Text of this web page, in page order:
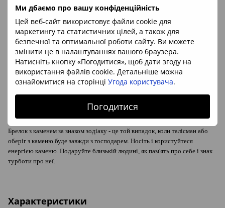
Ми дбаємо про вашу конфіденційність
Цей веб-сайт використовує файли cookie для
маркетингу та статистичних цілей, а також для
безпечної та оптимальної роботи сайту. Ви можете
змінити це в налаштуваннях вашого браузера.
Натисніть кнопку «Погодитися», щоб дати згоду на
використання файлів cookie. Детальніше можна
ознайомитися на сторінці Угода користувача.
Погодитися
природної неповторності каменю і кольору екрана. Брелоки на фото
власна. Камені-Маркет гарантує, що ви отримаєте виріб з натуральним
каменем заявленої високої якості.
Мінерал:яшмажовта (Індія)
Матеріал основи:метал
приб. 40*30мм
Брелок з каменем за знаком зодіаку - це той випадок, коли талісман або
оберіг з каменю буде завжди з господарем. Носіть і користуйтеся
енергією каменю. Подаруйте близькій людині, як пам'ять про себе і знак
турботи про неї.
Характеристики